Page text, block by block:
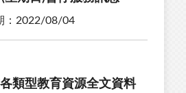
：2022/08/04
類型教育資源全文資料